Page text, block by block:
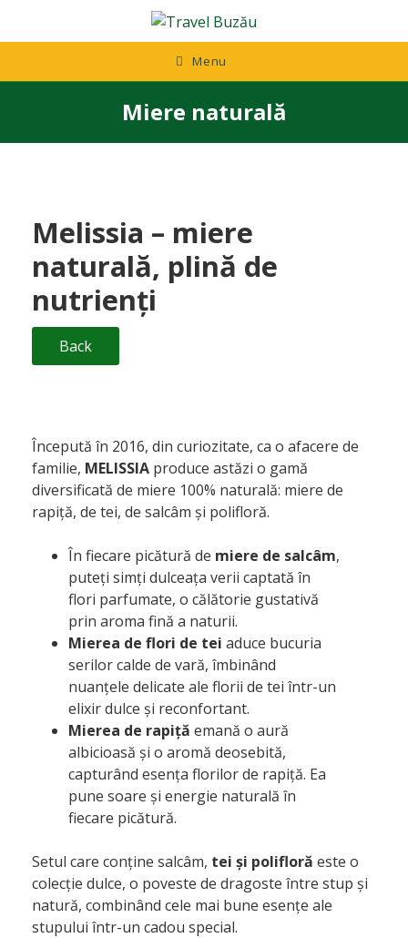
content
Menu
Miere naturală
Melissia – miere
naturală, plină de
nutrienți
Back
Începută în 2016, din curiozitate, ca o afacere de
familie, MELISSIA produce astăzi o gamă
diversificată de miere 100% naturală: miere de
rapiță, de tei, de salcâm și polifloră.
În fiecare picătură de miere de salcâm,
puteți simți dulceața verii captată în
flori parfumate, o călătorie gustativă
prin aroma fină a naturii.
Mierea de flori de tei aduce bucuria
serilor calde de vară, îmbinând
nuanțele delicate ale florii de tei într-un
elixir dulce și reconfortant.
Mierea de rapiță emană o aură
albicioasă și o aromă deosebită,
capturând esența florilor de rapiță. Ea
pune soare și energie naturală în
fiecare picătură.
Setul care conține salcâm, tei și polifloră este o
colecție dulce, o poveste de dragoste între stup și
natură, combinând cele mai bune esențe ale
stupului într-un cadou special.